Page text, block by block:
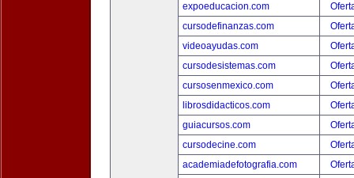
expoeducacion.com
cursodefinanzas.com
videoayudas.com
cursodesistemas.com
cursosenmexico.com
librosdidacticos.com
guiacursos.com
cursodecine.com
academiadefotografia.com